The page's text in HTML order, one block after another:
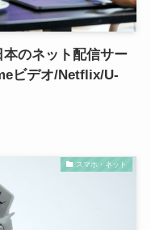
のネット配信サー
ビデオ/Netflix/U-
スマホ・ネット